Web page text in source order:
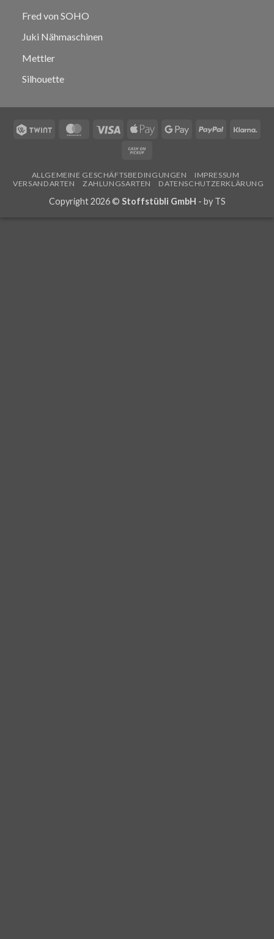
Fred von SOHO
Juki Nähmaschinen
Mettler
Silhouette
Twint MasterCard
Visa
Apple
Google PayPal
Pickup
ALLGEMEINE GESCHÄFTSBEDINGUNGEN
IMPRESSUM
VERSANDARTEN
ZAHLUNGSARTEN DATENSCHUTZERKLÄRUNG
Copyright 2026 © Stoffstübli GmbH - by TS